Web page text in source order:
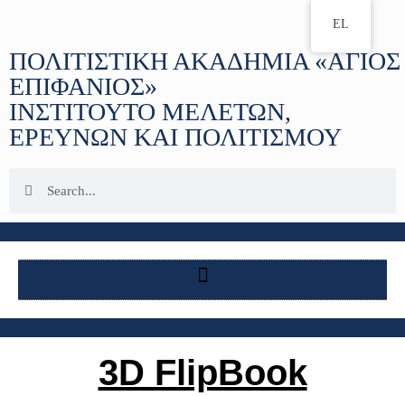
ΠΟΛΙΤΙΣΤΙΚΗ ΑΚΑΔΗΜΙΑ «ΑΓΙΟΣ
ΕΠΙΦΑΝΙΟΣ»
ΙΝΣΤΙΤΟΥΤΟ ΜΕΛΕΤΩΝ,
ΕΡΕΥΝΩΝ ΚΑΙ ΠΟΛΙΤΙΣΜΟΥ
3D FlipBook
EL